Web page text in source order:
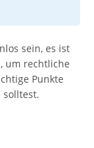
sein, es ist
um rechtliche
Punkte
solltest.